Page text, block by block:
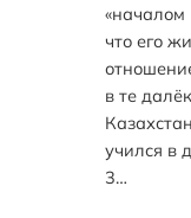
«началом
что его
в те
учился в
3…